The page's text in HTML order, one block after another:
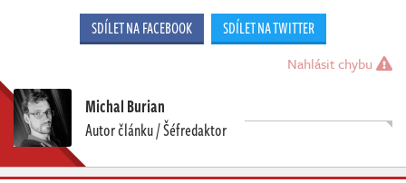
SDÍLET NA FACEBOOK SDÍLET NA TWITTER
Nahlásit chybu
Michal Burian
Autor článku / Šéfredaktor